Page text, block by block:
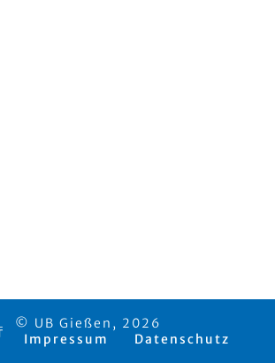
© UB Gießen, 2026
Impressum
Datenschutz